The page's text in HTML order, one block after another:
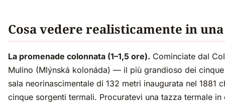
Cosa vedere realisticamente in
La promenade colonnata (1–1,5 ore). Cominciate dal
Mulino (Mlýnská kolonáda) — il più grandioso dei
sala neorinascimentale di 132 metri inaugurata nel 1881
cinque sorgenti termali. Procuratevi una tazza termale in